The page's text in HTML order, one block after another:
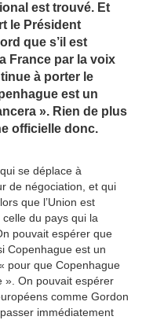
est trouvé. Et
le Président
que s’il est
France par la voix
à porter le
est un
». Rien de plus
officielle donc.
se déplace à
de négociation, et qui
que l’Union est
celle du pays qui la
pouvait espérer que
Copenhague est un
pour que Copenhague
». On pouvait espérer
comme Gordon
immédiatement